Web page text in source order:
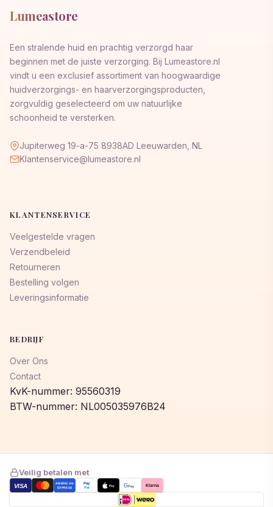
Lumeastore
Een stralende huid en prachtig verzorgd haar
beginnen met de juiste verzorging. Bij Lumeastore.nl
vindt u een exclusief assortiment van hoogwaardige
huidverzorgings- en haarverzorgingsproducten,
zorgvuldig geselecteerd om uw natuurlijke
schoonheid te versterken.
Jupiterweg 19-a-75 8938AD Leeuwarden, NL
Klantenservice@lumeastore.nl
KLANTENSERVICE
Veelgestelde vragen
Verzendbeleid
Retourneren
Bestelling volgen
Leveringsinformatie
BEDRIJF
Over Ons
Contact
KvK-nummer: 95560319
BTW-nummer: NL005035976B24
Veilig betalen met
VISA
AMERICAN
EXPRESS
Pay
Pal Pay GPay Klarna